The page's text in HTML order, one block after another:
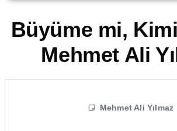
Büyüme mi,
Mehmet Ali
Mehmet Ali Yılmaz